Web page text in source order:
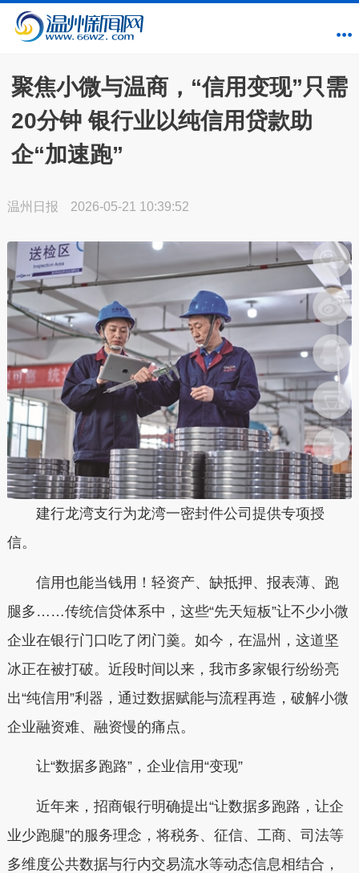
聚焦小微与温商，“信用变现”只需
20分钟 银行业以纯信用贷款助
企“加速跑”
温州日报 2026-05-21 10:39:52
建行龙湾支行为龙湾一密封件公司提供专项授
信。
信用也能当钱用！轻资产、缺抵押、报表薄、跑
腿多……传统信贷体系中，这些“先天短板”让不少小微
企业在银行门口吃了闭门羹。如今，在温州，这道坚
冰正在被打破。近段时间以来，我市多家银行纷纷亮
出“纯信用”利器，通过数据赋能与流程再造，破解小微
企业融资难、融资慢的痛点。
让“数据多跑路”，企业信用“变现”
近年来，招商银行明确提出“让数据多跑路，让企
业少跑腿”的服务理念，将税务、征信、工商、司法等
多维度公共数据与行内交易流水等动态信息相结合，